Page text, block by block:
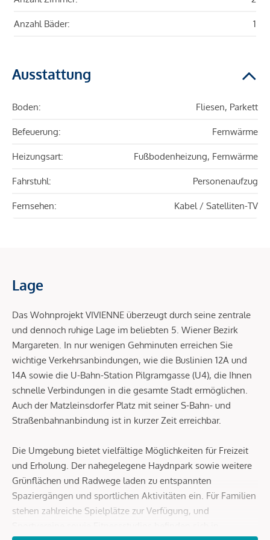
Anzahl Bäder: 1
Ausstattung
Boden: Fliesen, Parkett
Befeuerung: Fernwärme
Heizungsart: Fußbodenheizung, Fernwärme
Fahrstuhl: Personenaufzug
Fernsehen: Kabel / Satelliten-TV
Lage
Das Wohnprojekt VIVIENNE überzeugt durch seine zentrale
und dennoch ruhige Lage im beliebten 5. Wiener Bezirk
Margareten. In nur wenigen Gehminuten erreichen Sie
wichtige Verkehrsanbindungen, wie die Buslinien 12A und
14A sowie die U-Bahn-Station Pilgramgasse (U4), die Ihnen
schnelle Verbindungen in die gesamte Stadt ermöglichen.
Auch der Matzleinsdorfer Platz mit seiner S-Bahn- und
Straßenbahnanbindung ist in kurzer Zeit erreichbar.
Die Umgebung bietet vielfältige Möglichkeiten für Freizeit
und Erholung. Der nahegelegene Haydnpark sowie weitere
Grünflächen und Radwege laden zu entspannten
Spaziergängen und sportlichen Aktivitäten ein. Für Familien
stehen zahlreiche Spielplätze zur Verfügung, und